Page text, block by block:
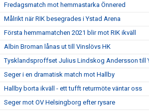
Fredagsmatch mot hemmastarka Önnered
Målrikt när RIK besegrades i Ystad Arena
Första hemmamatchen 2021 blir mot RIK ikväll
Albin Broman lånas ut till Vinslövs HK
Tysklandsproffset Julius Lindskog Andersson till
Seger i en dramatisk match mot Hallby
Hallby borta ikväll - ett tufft returmöte väntar oss
Seger mot OV Helsingborg efter rysare